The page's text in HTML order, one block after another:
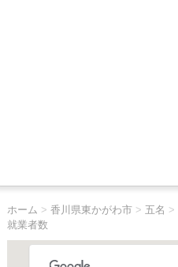
ホーム > 香川県東かがわ市> 五名 >
就業者数